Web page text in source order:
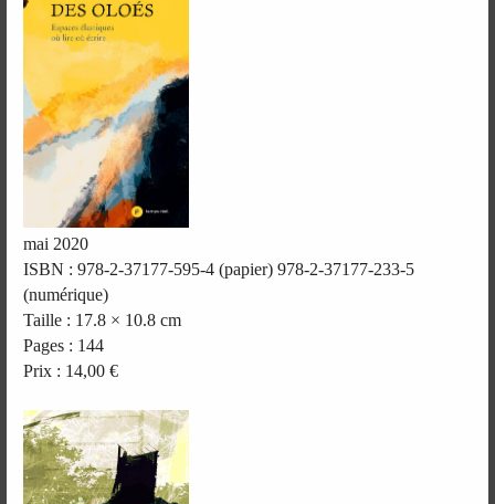
mai 2020
ISBN : 978-2-37177-595-4 (papier) 978-2-37177-233-5
(numérique)
Taille : 17.8 × 10.8 cm
Pages : 144
Prix : 14,00 €